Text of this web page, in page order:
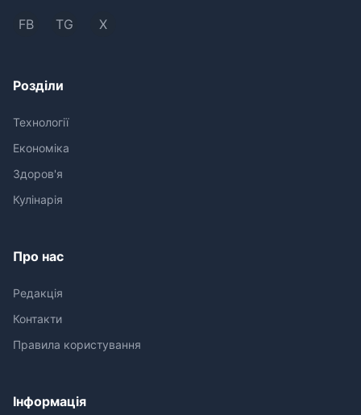
FB TG X
Розділи
Технології
Економіка
Здоров'я
Кулінарія
Про нас
Редакція
Контакти
Правила користування
Інформація